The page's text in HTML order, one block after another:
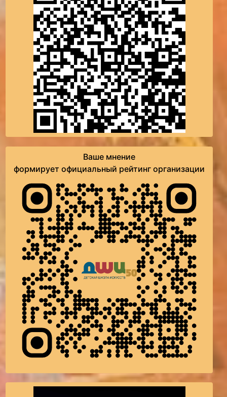
Ваше мнение
формирует официальный рейтинг организации